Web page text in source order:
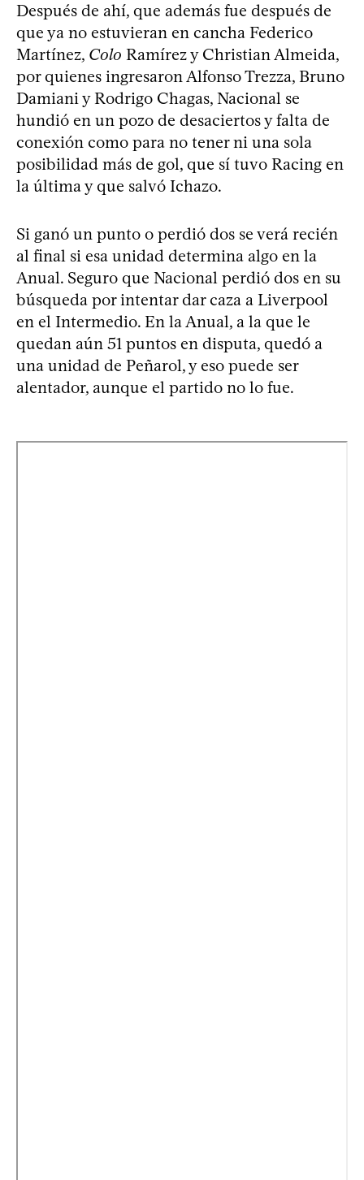
Después de ahí, que además fue después de
que ya no estuvieran en cancha Federico
Martínez, Colo Ramírez y Christian Almeida,
por quienes ingresaron Alfonso Trezza, Bruno
Damiani y Rodrigo Chagas, Nacional se
hundió en un pozo de desaciertos y falta de
conexión como para no tener ni una sola
posibilidad más de gol, que sí tuvo Racing en
la última y que salvó Ichazo.
Si ganó un punto o perdió dos se verá recién
al final si esa unidad determina algo en la
Anual. Seguro que Nacional perdió dos en su
búsqueda por intentar dar caza a Liverpool
en el Intermedio. En la Anual, a la que le
quedan aún 51 puntos en disputa, quedó a
una unidad de Peñarol, y eso puede ser
alentador, aunque el partido no lo fue.